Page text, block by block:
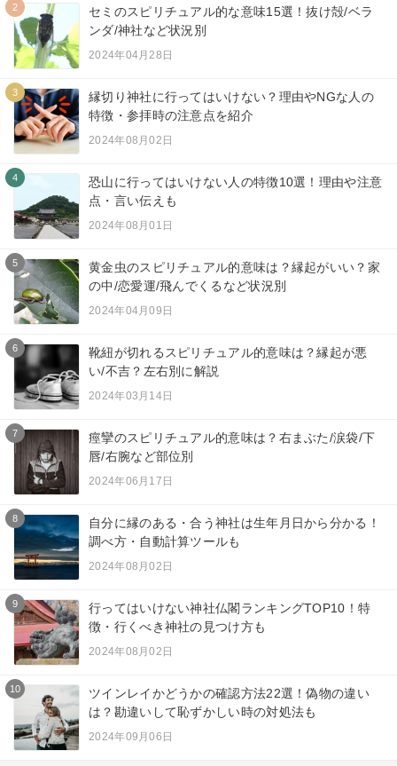
2
セミのスピリチュアル的な意味15選！抜け殻/ベラ
ンダ/神社など状況別
2024年04月28日
3
縁切り神社に行ってはいけない？理由やNGな人の
特徴・参拝時の注意点を紹介
2024年08月02日
4
恐山に行ってはいけない人の特徴10選！理由や注意
点・言い伝えも
2024年08月01日
5
黄金虫のスピリチュアル的意味は？縁起がいい？家
の中/恋愛運/飛んでくるなど状況別
2024年04月09日
6
靴紐が切れるスピリチュアル的意味は？縁起が悪
い/不吉？左右別に解説
2024年03月14日
7
痙攣のスピリチュアル的意味は？右まぶた/涙袋/下
唇/右腕など部位別
2024年06月17日
8
自分に縁のある・合う神社は生年月日から分かる！
調べ方・自動計算ツールも
2024年08月02日
9
行ってはいけない神社仏閣ランキングTOP10！特
徴・行くべき神社の見つけ方も
2024年08月02日
10
ツインレイかどうかの確認方法22選！偽物の違い
は？勘違いして恥ずかしい時の対処法も
2024年09月06日